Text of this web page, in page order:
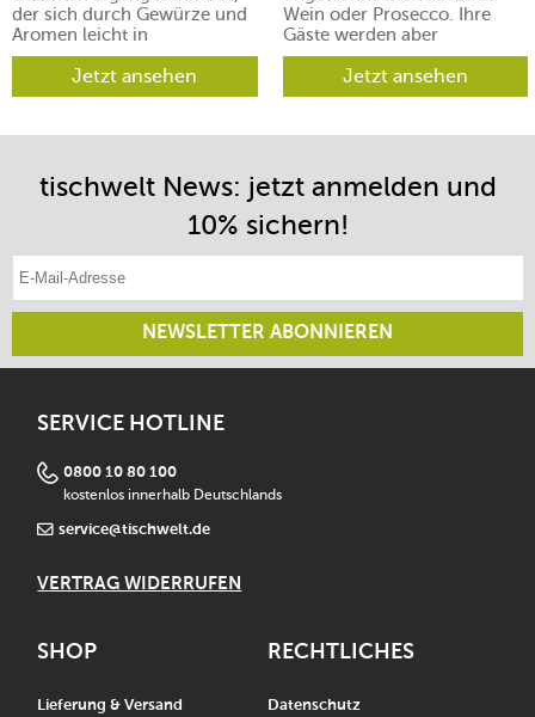
der sich durch Gewürze und
Aromen leicht in
verschiedene Richtungen
lenken lässt.Jetzt ansehen
Wein oder Prosecco. Ihre
Gäste werden aber
begeistert sein.
Jetzt ansehen
tischwelt News: jetzt anmelden und
10% sichern!
E-Mail-Adresse eintragen
NEWSLETTER ABONNIEREN
SERVICE HOTLINE
0800 10 80 100
kostenlos innerhalb Deutschlands
service@tischwelt.de
VERTRAG WIDERRUFEN
SHOP
Lieferung & Versand
RECHTLICHES
Datenschutz